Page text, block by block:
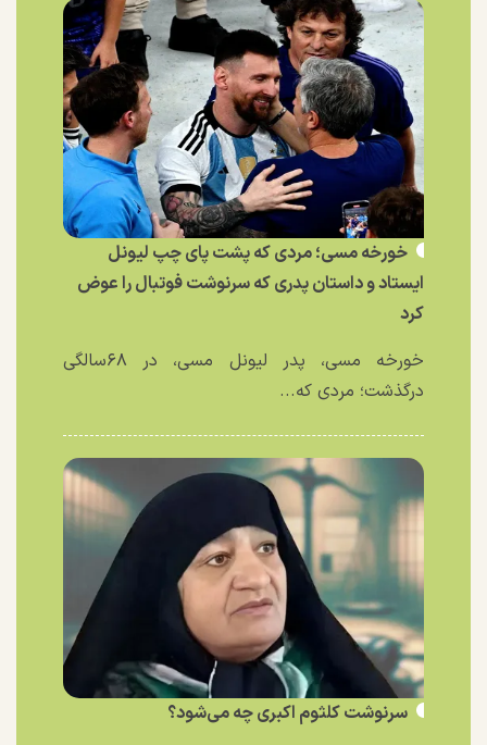
خورخه مسی؛ مردی که پشت پای چپ لیونل
ایستاد و داستان پدری که سرنوشت فوتبال را عوض
کرد
خورخه مسی، پدر لیونل مسی، در ۶۸سالگی
درگذشت؛ مردی که...
سرنوشت کلثوم اکبری چه می‌شود؟